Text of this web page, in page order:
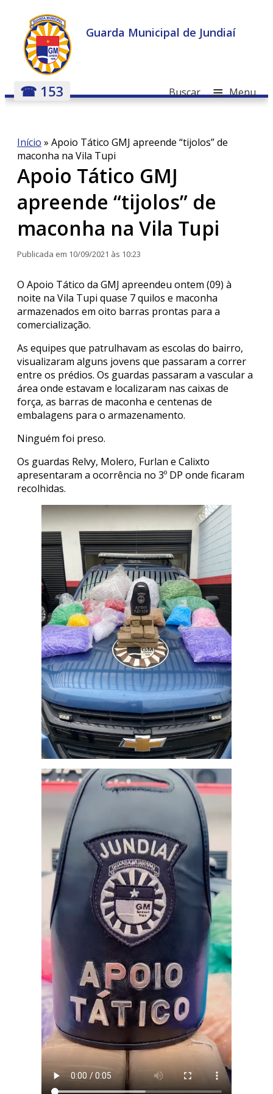
Guarda Municipal de Jundiaí
☎ 153 ≡ Menu
Buscar
Início » Apoio Tático GMJ apreende “tijolos” de
maconha na Vila Tupi
Apoio Tático GMJ
apreende “tijolos” de
maconha na Vila Tupi
Publicada em 10/09/2021 às 10:23
O Apoio Tático da GMJ apreendeu ontem (09) à
noite na Vila Tupi quase 7 quilos e maconha
armazenados em oito barras prontas para a
comercialização.
As equipes que patrulhavam as escolas do bairro,
visualizaram alguns jovens que passaram a correr
entre os prédios. Os guardas passaram a vascular a
área onde estavam e localizaram nas caixas de
força, as barras de maconha e centenas de
embalagens para o armazenamento.
Ninguém foi preso.
Os guardas Relvy, Molero, Furlan e Calixto
apresentaram a ocorrência no 3º DP onde ficaram
recolhidas.